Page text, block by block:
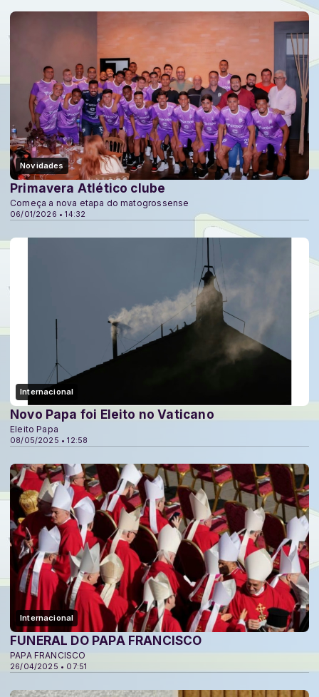
Novidades
06/01/2026 • 14:32
Primavera Atlético clube
Começa a nova etapa do matogrossense
Internacional
08/05/2025 • 12:58
Novo Papa foi Eleito no Vaticano
Eleito Papa
Internacional
26/04/2025 • 07:51
FUNERAL DO PAPA FRANCISCO
PAPA FRANCISCO